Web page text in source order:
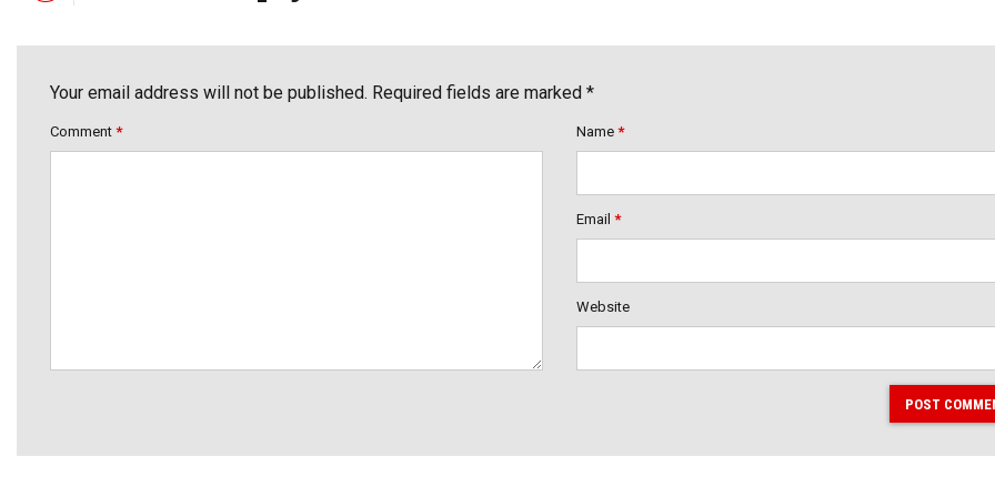
Your email address will not be published. Required fields are marked *
Comment * Name *
Email *
Website
POST